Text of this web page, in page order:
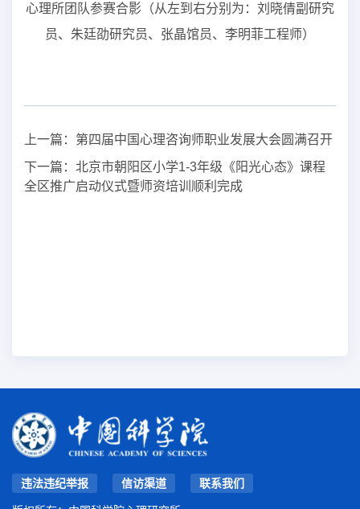
心理所团队参赛合影（从左到右分别为：刘晓倩副研究
员、朱廷劭研究员、张晶馆员、李明菲工程师）
上一篇： 第四届中国心理咨询师职业发展大会圆满召开
下一篇： 北京市朝阳区小学1-3年级《阳光心态》课程
全区推广启动仪式暨师资培训顺利完成
违法违纪举报 信访渠道 联系我们